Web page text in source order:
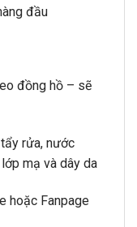
đầu
đồng hồ – sẽ
rửa, nước
mạ và dây da
hoặc Fanpage